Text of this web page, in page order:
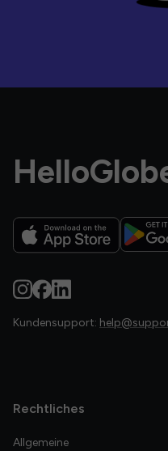
Kundensupport:
Rechtliches
Allgemeine